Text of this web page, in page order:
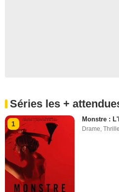
Séries les +
1
Monstre :
Drame,